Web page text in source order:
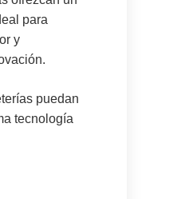
para
y
puedan
tecnología